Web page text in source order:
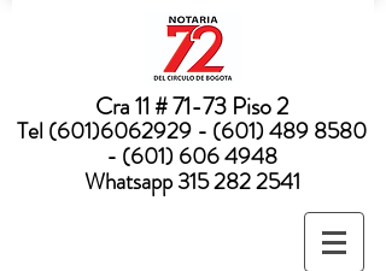
Cra 11 # 71-73 Piso 2
Tel (601)6062929 - (601) 4898580
- (601) 606 4948
Whatsapp315 282 2541